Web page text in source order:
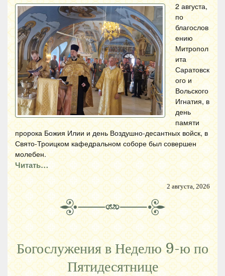
2 августа,
по
благослов
ению
Митропол
ита
Саратовск
ого и
Вольского
Игнатия, в
день
памяти
пророка Божия Илии и день Воздушно-десантных войск, в
Свято-Троицком кафедральном соборе был совершен
молебен.
Читать…
2 августа, 2026
Богослужения в Неделю 9-ю по
Пятидесятнице